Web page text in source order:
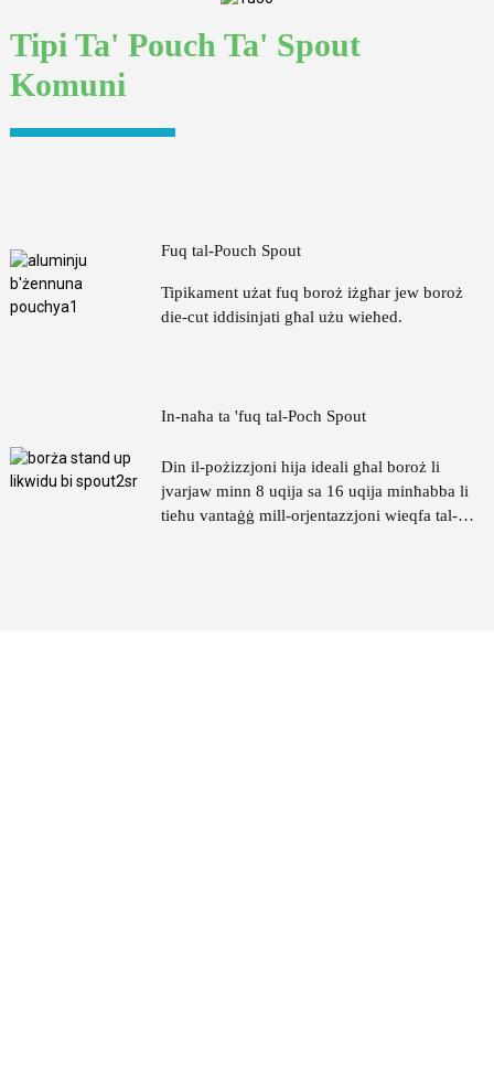
Tipi Ta' Pouch Ta' Spout
Komuni
Din il-pożizzjoni hija ideali għal boroż li
Fuq tal-Pouch Spout
Tipikament użat fuq boroż iżgħar jew boroż
die-cut iddisinjati għal użu wieħed.
In-naħa ta 'fuq tal-Poch Spout
Din il-pożizzjoni hija ideali għal boroż li
jvarjaw minn 8 uqija sa 16 uqija minħabba li
tieħu vantaġġ mill-orjentazzjoni wieqfa tal-